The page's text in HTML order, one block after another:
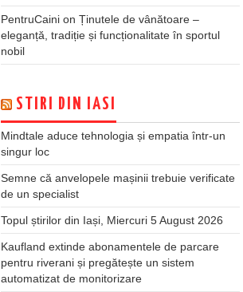
PentruCaini on Ținutele de vânătoare –
eleganță, tradiție și funcționalitate în sportul
nobil
STIRI DIN IASI
Mindtale aduce tehnologia și empatia într-un
singur loc
Semne că anvelopele mașinii trebuie verificate
de un specialist
Topul știrilor din Iași, Miercuri 5 August 2026
Kaufland extinde abonamentele de parcare
pentru riverani și pregătește un sistem
automatizat de monitorizare